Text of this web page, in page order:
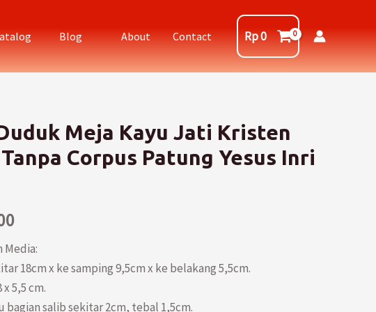
Blog About Contact Rp0
Meja Kayu Jati Kristen
Corpus Patung Yesus Inri
Media:
18cm x ke samping 9,5cm x ke belakang 5,5cm.
x 5,5 cm.
bagian salib sekitar 2cm, tebal 1,5cm.